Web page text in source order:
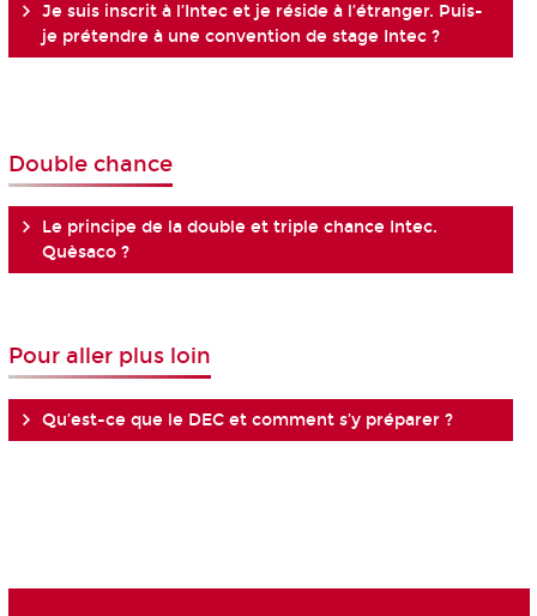
Je suis inscrit à l’Intec et je réside à l’étranger. Puis-
je prétendre à une convention de stage Intec ?
Double chance
Le principe de la double et triple chance Intec.
Quèsaco ?
Pour aller plus loin
Qu’est-ce que le DEC et comment s’y préparer ?